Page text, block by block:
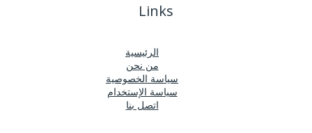
Links
الرئيسية
من نحن
سياسة الخصوصية
سياسة الإستخدام
اتصل بنا